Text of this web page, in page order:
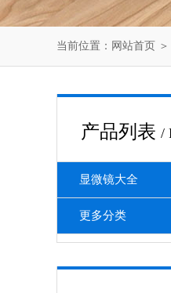
当前位置： 网站首页 ＞
产品列表 /
显微镜大全
更多分类